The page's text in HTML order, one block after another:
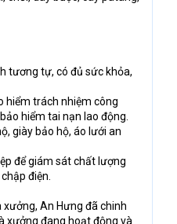
tương tự, có đủ sức khỏa,
hiểm trách nhiệm công
hiểm tai nạn lao động.
giày bảo hộ, áo lưới an
để giám sát chất lượng
điện.
An Hưng đã chinh
xưởng đang hoạt động và